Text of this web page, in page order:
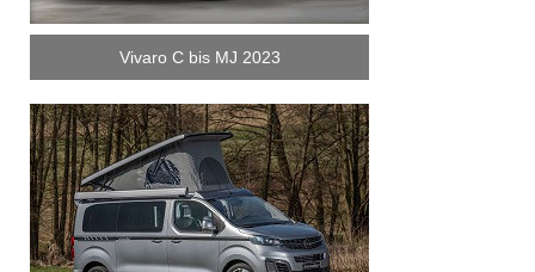
Vivaro C bis MJ 2023